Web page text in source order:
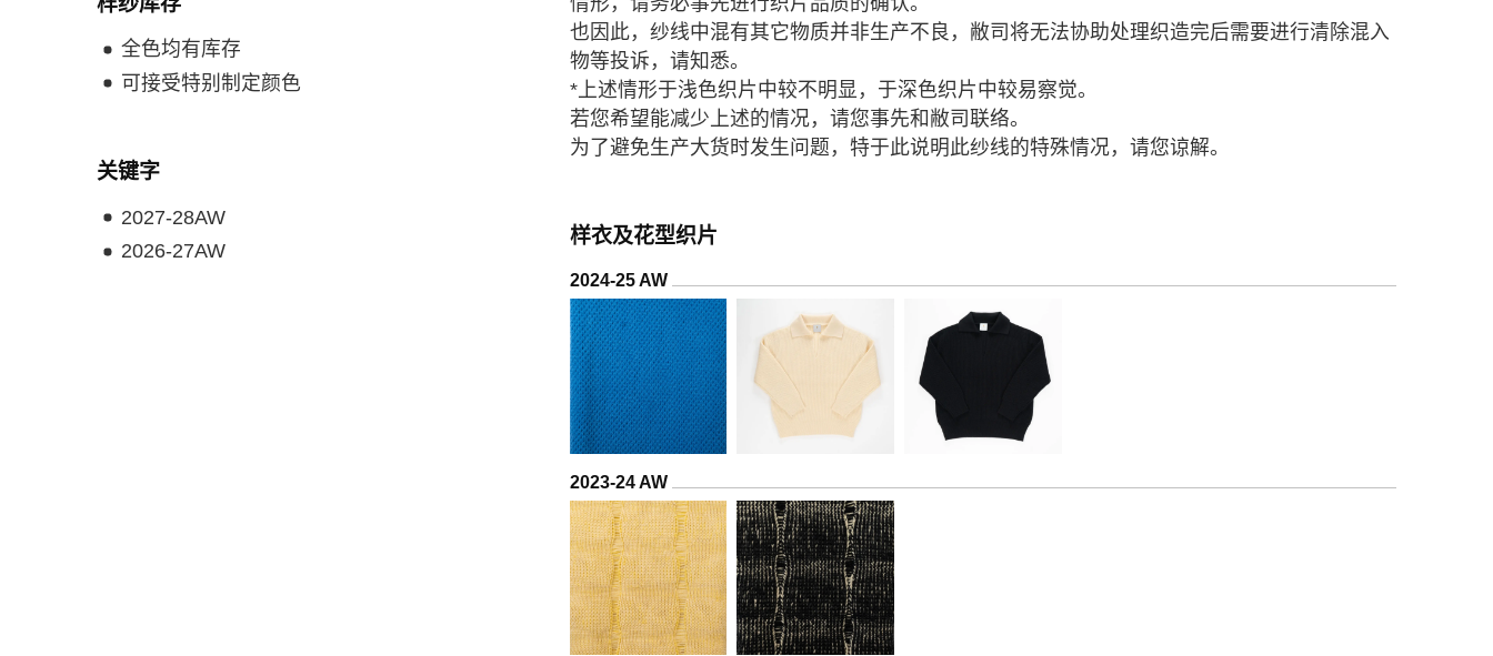
全色均有库存
可接受特别制定颜色
关键字
2027-28AW
2026-27AW
也因此，纱线中混有其它物质并非生产不良，敝司将无法协助处理织造完后需要进行清除混入
物等投诉，请知悉。
*上述情形于浅色织片中较不明显，于深色织片中较易察觉。
若您希望能减少上述的情况，请您事先和敝司联络。
为了避免生产大货时发生问题，特于此说明此纱线的特殊情况，请您谅解。
样衣及花型织片
2024-25 AW
2023-24 AW